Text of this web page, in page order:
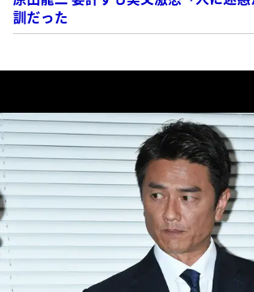
訓だった